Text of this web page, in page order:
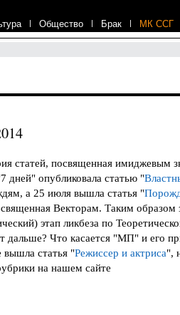
| Общество | Брак | МК ССГ
статей, посвященная имиджевым
дней" опубликовала статью "
а 25 июля вышла статья "
Векторам. Таким образом
этап ликбеза по
дальше? Что касается "МП" и его
вышла статья "Режиссер и актриса",
на нашем сайте